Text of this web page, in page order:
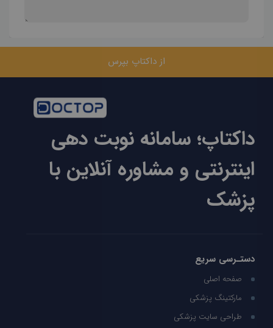
از داکتاپ بپرس
داکتاپ؛ سامانه نوبت دهی
اینترنتی و مشاوره آنلاین با
پزشک
دستـرسی سریع
صفحه اصلی
مارکتینگ پزشکی
طراحی سایت پزشکی